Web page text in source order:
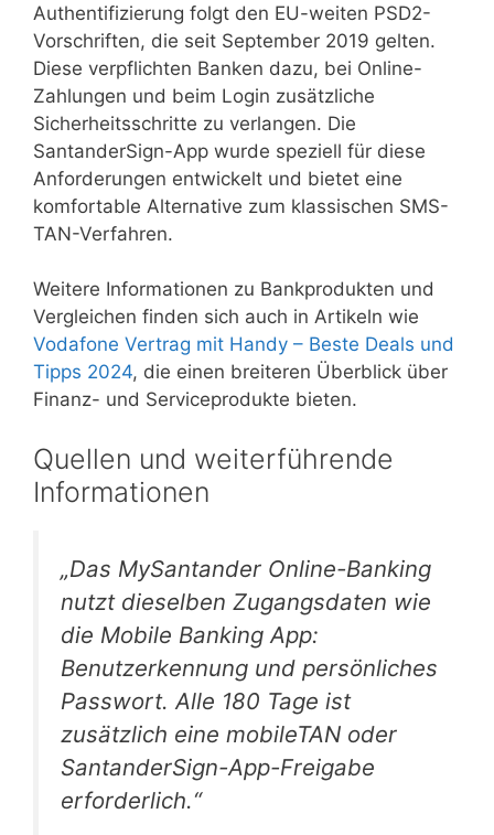
Authentifizierung folgt den EU-weiten PSD2-
Vorschriften, die seit September 2019 gelten.
Diese verpflichten Banken dazu, bei Online-
Zahlungen und beim Login zusätzliche
Sicherheitsschritte zu verlangen. Die
SantanderSign-App wurde speziell für diese
Anforderungen entwickelt und bietet eine
komfortable Alternative zum klassischen SMS-
TAN-Verfahren.
Weitere Informationen zu Bankprodukten und
Vergleichen finden sich auch in Artikeln wie
Vodafone Vertrag mit Handy – Beste Deals und
Tipps 2024, die einen breiteren Überblick über
Finanz- und Serviceprodukte bieten.
Quellen und weiterführende
Informationen
„Das MySantander Online-Banking
nutzt dieselben Zugangsdaten wie
die Mobile Banking App:
Benutzerkennung und persönliches
Passwort. Alle 180 Tage ist
zusätzlich eine mobileTAN oder
SantanderSign-App-Freigabe
erforderlich.“